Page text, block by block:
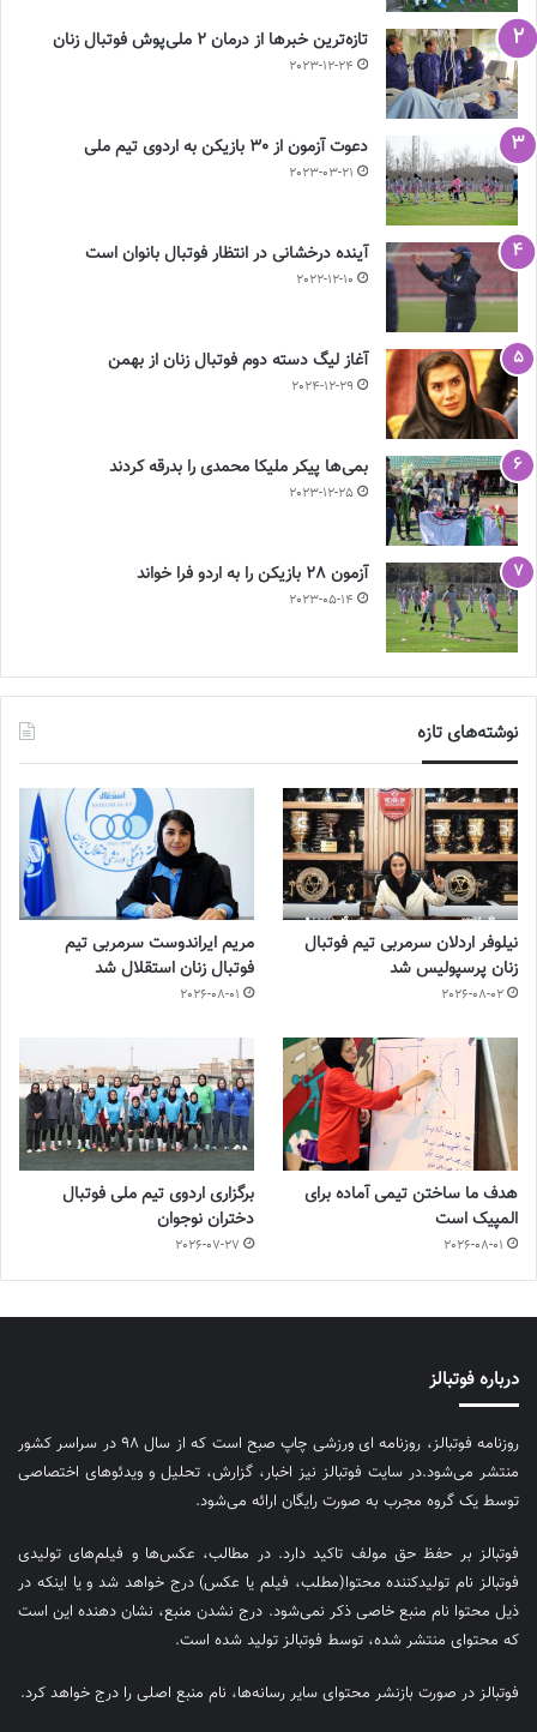
تازه‌ترین خبرها از درمان ۲ ملی‌پوش فوتبال زنان
2023-12-24
دعوت آزمون از 30 بازیکن به اردوی تیم ملی
2023-03-21
آینده درخشانی در انتظار فوتبال بانوان است
2022-12-10
آغاز لیگ دسته دوم فوتبال زنان از بهمن
2024-12-29
بمی‌ها پیکر ملیکا محمدی را بدرقه کردند
2023-12-25
آزمون 28 بازیکن را به اردو فرا خواند
2023-05-14
نوشته‌های تازه
نیلوفر اردلان سرمربی تیم فوتبال
زنان پرسپولیس شد
2026-08-02
مریم ایراندوست سرمربی تیم
فوتبال زنان استقلال شد
2026-08-01
هدف ما ساختن تیمی آماده برای
المپیک است
2026-08-01
برگزاری اردوی تیم ملی فوتبال
دختران نوجوان
2026-07-27
درباره فوتبالز
روزنامه فوتبالز، روزنامه ای ورزشی چاپ صبح است که از سال ۹۸ در سراسر کشور
منتشر می‌شود.در سایت فوتبالز نیز اخبار، گزارش، تحلیل و ویدئوهای اختصاصی
توسط یک گروه مجرب به صورت رایگان ارائه می‌شود.
فوتبالز بر حفظ حق مولف تاکید دارد. در مطالب، عکس‌ها و فیلم‌های تولیدی
فوتبالز نام تولیدکننده محتوا(مطلب، فیلم یا عکس) درج خواهد شد و یا اینکه در
ذیل محتوا نام منبع خاصی ذکر نمی‌‎شود. درج نشدن منبع، نشان دهنده این است
که محتوای منتشر شده، توسط فوتبالز تولید شده است.
فوتبالز در صورت بازنشر محتوای سایر رسانه‌ها، نام منبع اصلی را درج خواهد کرد.